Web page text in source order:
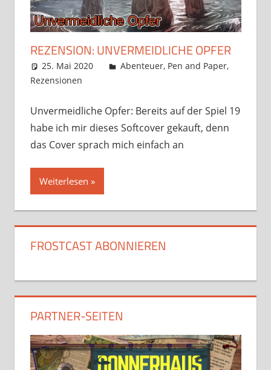
REZENSION: UNVERMEIDLICHE OPFER
25. Mai 2020 Frosty
Abenteuer, Pen and Paper,
Rezensionen
Unvermeidliche Opfer: Bereits auf der Spiel 19
habe ich mir dieses Softcover gekauft, denn
das Cover sprach mich einfach an
Weiterlesen
FROSTCAST ABONNIEREN
PARTNER-SEITEN